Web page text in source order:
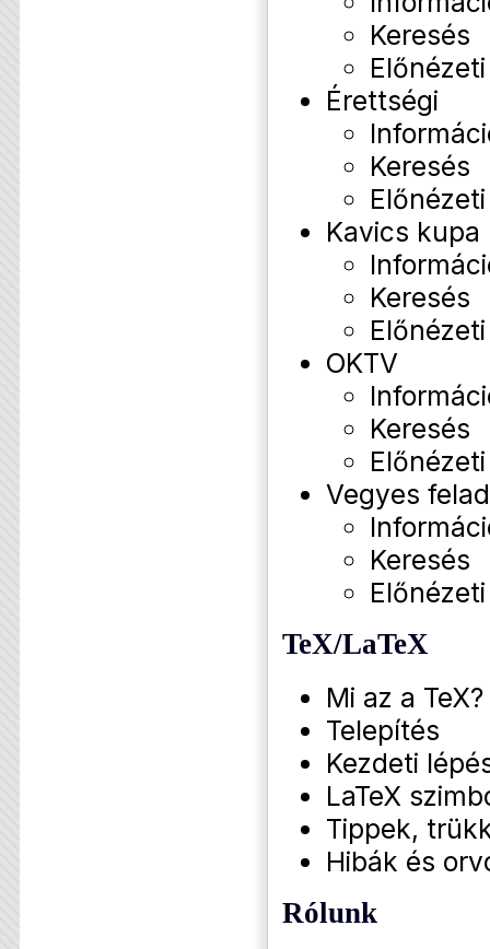
Keresés
Érettségi
Keresés
Kavics kupa
Keresés
OKTV
Keresés
Vegyes
Keresés
TeX/LaTeX
Mi az a TeX?
Telepítés
Kezdeti
LaTeX
Tippek,
Hibák és
Rólunk